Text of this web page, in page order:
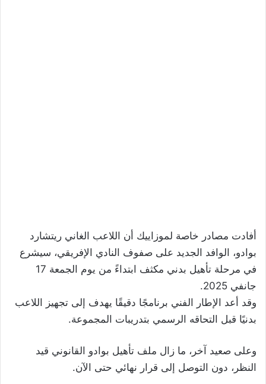
أفادت مصادر خاصة لموزاييك أن اللاعب الغاني ريتشارد
بوادو، الوافد الجديد على صفوف النادي الإفريقي، سيشرع
في مرحلة تأهيل بدني مكثف ابتداءً من يوم الجمعة 17
جانفي 2025.
وقد أعد الإطار الفني برنامجًا دقيقًا يهدف إلى تجهيز اللاعب
بدنيًا قبل التحاقه الرسمي بتدريبات المجموعة.
وعلى صعيد آخر، ما زال ملف تأهيل بوادو القانوني قيد
النظر، دون التوصل إلى قرار نهائي حتى الآن.